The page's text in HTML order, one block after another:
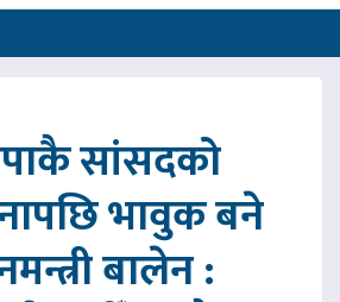
सांसदको
भावुक बने
बालेन :